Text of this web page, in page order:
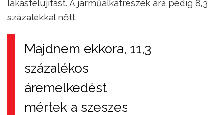
lakásfelújítást. A járműalkatrészek ára pedig 8,3
százalékkal nőtt.
Majdnem ekkora, 11,3
százalékos
áremelkedést
mértek a szeszes